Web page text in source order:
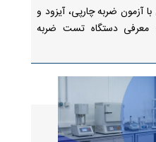
آزمون ضربه چارپی، آیزود و
معرفی دستگاه تست ضربه